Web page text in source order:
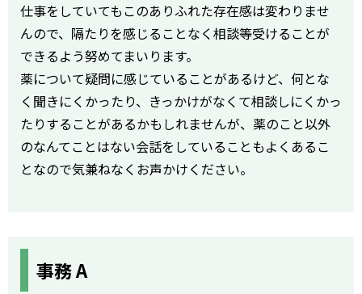
仕事をしていてもこのありふれた存在感は変わりませ
んので、隔たりを感じることなく相談等受けることが
できるよう努めてまいります。
薬について疑問に感じていることがあるけど、何とな
く聞きにくかったり、きっかけがなくて相談しにくかっ
たりすることがあるかもしれませんが、薬のこと以外
のなんてことはない会話をしていることもよくあるこ
となので気兼ねなくお声かけください。
事務 A